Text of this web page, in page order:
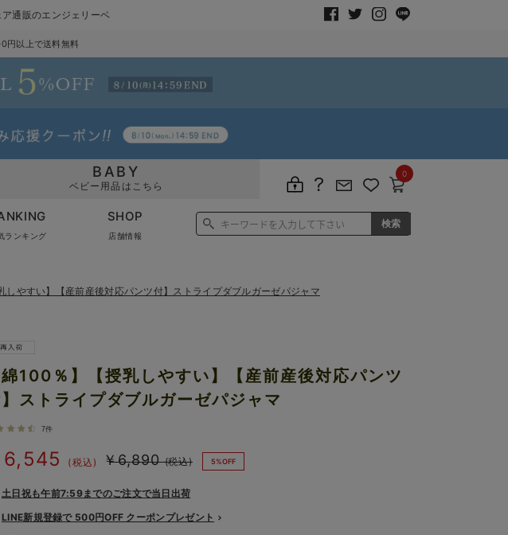
通販のエンジェリーベ
円以上で送料無料
BABY
ベビー用品はこちら
0
ランキング
SHOP
店舗情報
しやすい】【産前産後対応パンツ付】ストライプダブルガーゼパジャマ
綿100％】【授乳しやすい】【産前産後対応パンツ
ストライプダブルガーゼパジャマ
7件
￥6,890 (税込)
6,545 (税込) 5%OFF
土日祝も午前7:59までのご注文で当日出荷
LINE新規登録で 500円OFF クーポンプレゼント